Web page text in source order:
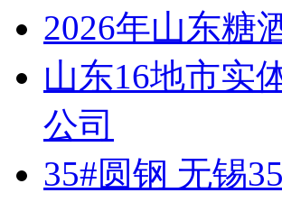
2026年山东糖
山东16地市实
公司
35#圆钢 无锡